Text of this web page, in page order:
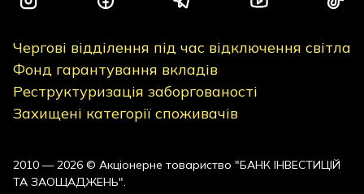
Чергові відділення під час відключення світла
Фонд гарантування вкладів
Реструктуризація заборгованості
Захищені категорії споживачів
2010 — 2026 © Акціонерне товариство "БАНК ІНВЕСТИЦІЙ
ТА ЗАОЩАДЖЕНЬ".